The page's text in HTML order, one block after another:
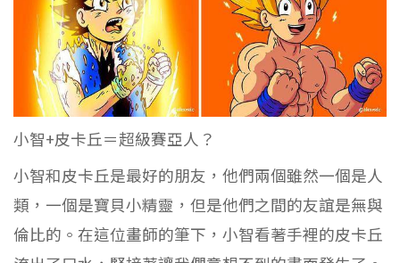
小智+皮卡丘＝超級賽亞人？
小智和皮卡丘是最好的朋友，他們兩個雖然一個是人
類，一個是寶貝小精靈，但是他們之間的友誼是無與
倫比的。在這位畫師的筆下，小智看著手裡的皮卡丘